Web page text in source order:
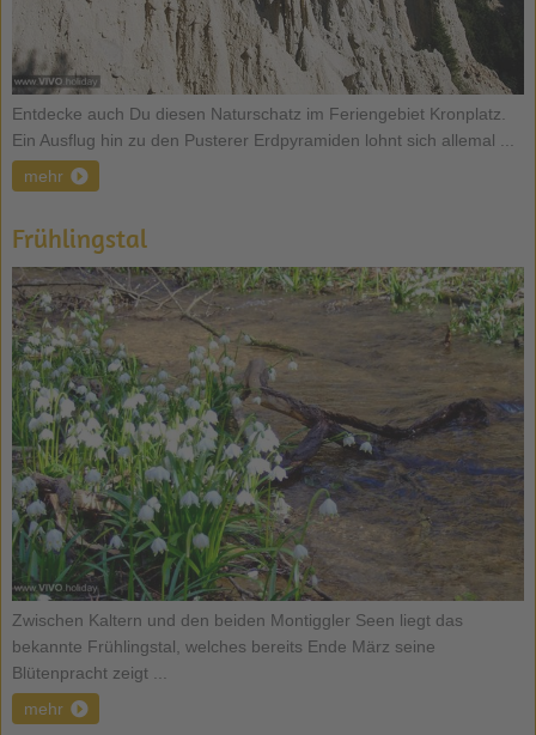
Entdecke auch Du diesen Naturschatz im Feriengebiet Kronplatz.
Ein Ausflug hin zu den Pusterer Erdpyramiden lohnt sich allemal ...
mehr
Frühlingstal
Zwischen Kaltern und den beiden Montiggler Seen liegt das
bekannte Frühlingstal, welches bereits Ende März seine
Blütenpracht zeigt ...
mehr